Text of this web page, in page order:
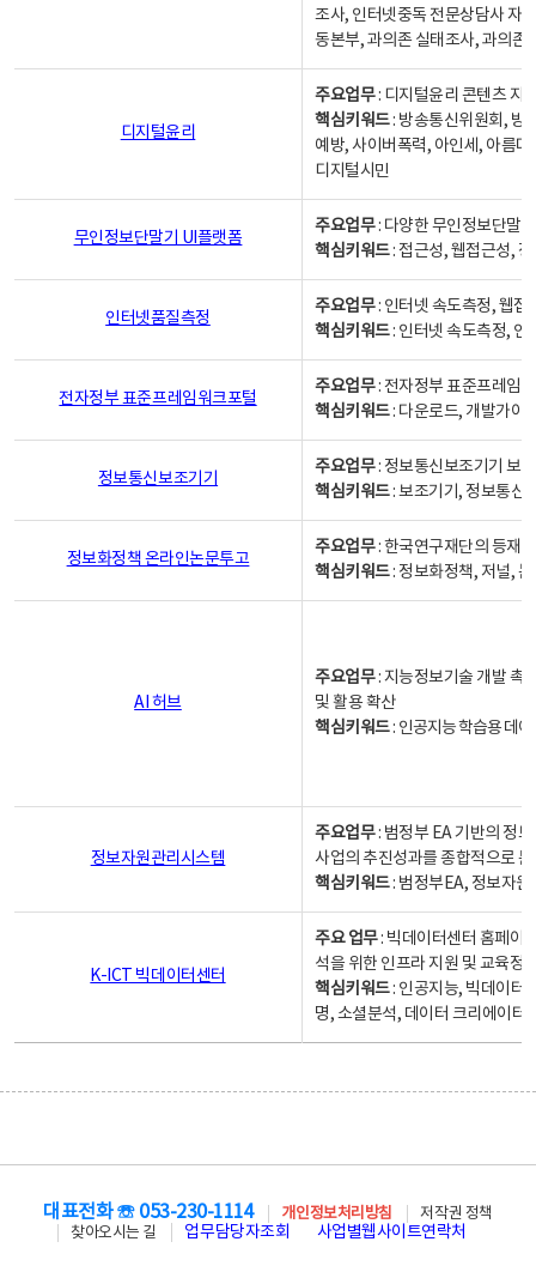
조사, 인터넷중독 전문상담사 자
동본부, 과의존 실태조사, 과의존
디지털윤리
주요업무: 디지털윤리 콘텐츠 지
핵심키워드: 방송통신위원회, 방
예방, 사이버폭력, 아인세, 아름
디지털시민
무인정보단말기 UI플랫폼
주요업무: 다양한 무인정보단말
핵심키워드: 접근성, 웹접근성,
인터넷품질측정
주요업무: 인터넷 속도측정, 웹접
핵심키워드: 인터넷 속도측정, 인
전자정부 표준프레임워크포털
주요업무: 전자정부 표준프레임
핵심키워드: 다운로드, 개발가이
정보통신보조기기
주요업무: 정보통신보조기기 보
핵심키워드: 보조기기, 정보통신
정보화정책 온라인논문투고
주요업무: 한국연구재단의 등재
핵심키워드: 정보화정책, 저널,
AI 허브
주요업무: 지능정보기술 개발 촉
및 활용 확산
핵심키워드: 인공지능 학습용 데
정보자원관리시스템
주요업무: 범정부 EA 기반의 정
사업의 추진성과를 종합적으로
핵심키워드: 범정부EA, 정보자
K-ICT 빅데이터센터
주요 업무: 빅데이터센터 홈페이
석을 위한 인프라 지원 및 교육정
핵심키워드: 인공지능, 빅데이터,
명, 소셜분석, 데이터 크리에이터
대표전화 ☏ 053-230-1114 개인정보처리방침
저작권 정책
찾아오시는 길
업무담당자조회 사업별웹사이트연락처